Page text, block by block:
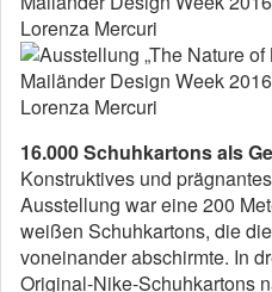
Lorenza Mercuri
Lorenza Mercuri
16.000 Schuhkartons als
Konstruktives und
Ausstellung war eine 200
weißen Schuhkartons, die
voneinander abschirmte. In
Original-Nike-Schuhkartons